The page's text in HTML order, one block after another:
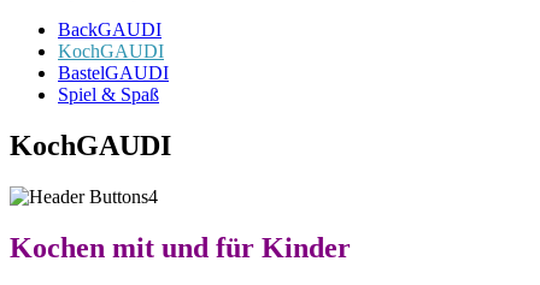
BackGAUDI
KochGAUDI
BastelGAUDI
Spiel & Spaß
KochGAUDI
Kochen mit und für Kinder